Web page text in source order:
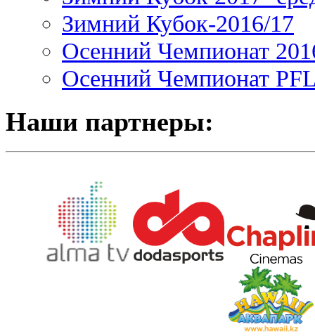
Зимний Кубок-2016/17
Осенний Чемпионат
Осенний Чемпионат
Наши партнеры: